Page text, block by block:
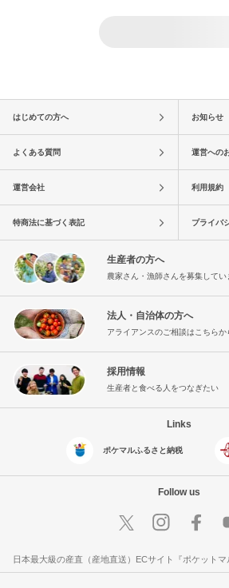
はじめての方へ お知らせ
よくある質問 運営への
運営会社 利用規約
特商法に基づく表記 プライバ
生産者の方へ
農家さん・漁師さんを募集してい
法人・自治体の方へ
アライアンスのご相談はこちらか
採用情報
生産者と食べる人をつなぎたい
Links
ポケマルふるさと納税
Follow us
日本最大級の産直（産地直送）ECサイト『ポケットマ